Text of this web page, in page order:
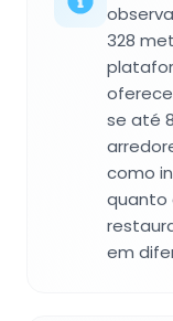
328
se até
como
quanto
em